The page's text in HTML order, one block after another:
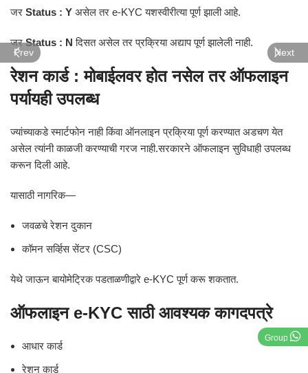
Group
जर Status : Y असेल तर e-KYC यशस्वीरीत्या पूर्ण झाली आहे.
जरStatus : N दिसत असेल तर प्रक्रिया अद्याप पूर्ण झालेली नाही.
रेशन कार्ड : मोबाईलवर होत नसेल तर ऑफलाइन
पर्यायही उपलब्ध
ज्यांच्याकडे स्मार्टफोन नाही किंवा ऑनलाइन प्रक्रिया पूर्ण करण्यात अडचण येत
असेल त्यांनी काळजी करण्याची गरज नाही.सरकारने ऑफलाइन सुविधाही उपलब्ध
करून दिली आहे.
यासाठी नागरिक—
जवळचे रेशन दुकान
कॉमन सर्व्हिस सेंटर (CSC)
येथे जाऊन बायोमेट्रिक पडताळणीद्वारे e-KYC पूर्ण करू शकतात.
ऑफलाइन e-KYC साठी आवश्यक कागदपत्रे
आधार कार्ड
रेशन कार्ड
Prev Next